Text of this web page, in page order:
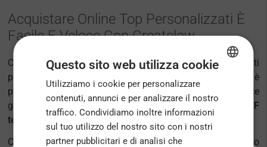
Acquistare Online Top Personalizzati È
Facile E Veloce Con Createlow
Crea il tuo top perfetto direttamente da casa, con risultati
professionali e in tempi rapidissimi. Con Createlow è
possibile!
Personalizzare top
non è mai stato così semplice
grazie alla più moderna tecnologia di stampa: il
DTF
tessile
Come specialisti nella personalizzazione tessile, ti offriamo
ENGLISH
FRENCH
ITALIAN
Questo sito web utilizza cookie
Utilizziamo i cookie per personalizzare
contenuti, annunci e per analizzare il nostro
traffico. Condividiamo inoltre informazioni
sul tuo utilizzo del nostro sito con i nostri
partner pubblicitari e di analisi che